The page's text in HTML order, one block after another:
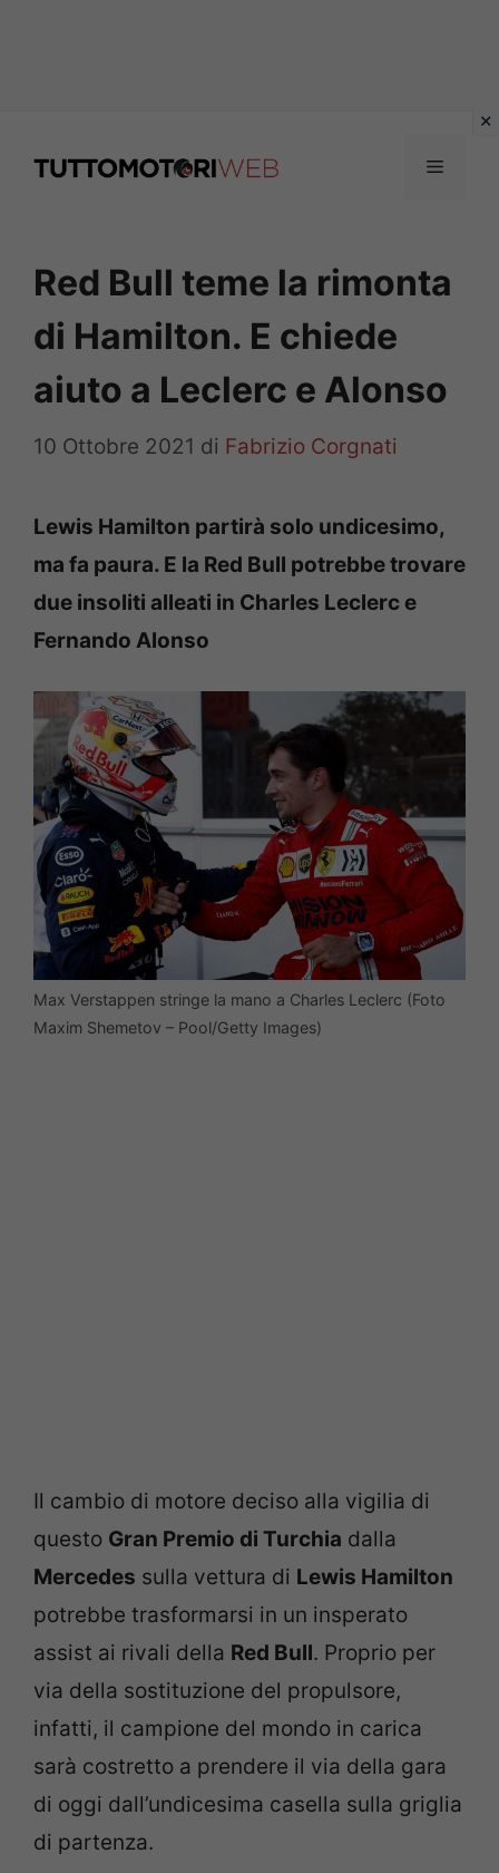
Menu
Red Bull teme la rimonta
di Hamilton. E chiede
aiuto a Leclerc e Alonso
10 Ottobre 2021 di Fabrizio Corgnati
Lewis Hamilton partirà solo undicesimo,
ma fa paura. E la Red Bull potrebbe trovare
due insoliti alleati in Charles Leclerc e
Fernando Alonso
Max Verstappen stringe la mano a Charles Leclerc (Foto
Maxim Shemetov – Pool/Getty Images)
Il cambio di motore deciso alla vigilia di
questo Gran Premio di Turchia dalla
Mercedes sulla vettura di Lewis Hamilton
potrebbe trasformarsi in un insperato
assist ai rivali della Red Bull. Proprio per
via della sostituzione del propulsore,
infatti, il campione del mondo in carica
sarà costretto a prendere il via della gara
di oggi dall’undicesima casella sulla griglia
di partenza.